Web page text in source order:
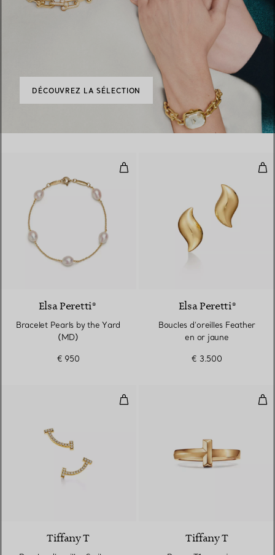
DÉCOUVREZ LA SÉLECTION
Bracelet Pearls by the Yard
Elsa Peretti®
Bracelet Pearls by the Yard
(MD)
€ 950
Elsa Peretti®
Boucles d’oreilles Feather
en or jaune
€ 3.500
Boucles d’oreilles Smile en or
Tiffany T Tiffany T